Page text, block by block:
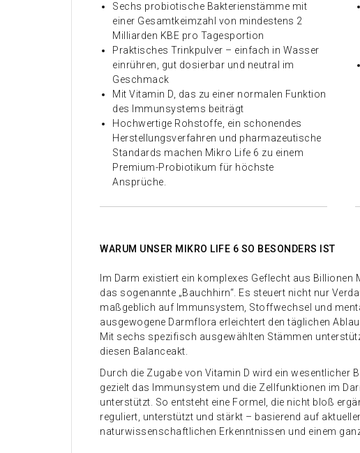
Sechs probiotische Bakterienstämme mit
einer Gesamtkeimzahl von mindestens 2
Milliarden KBE pro Tagesportion
Praktisches Trinkpulver – einfach in Wasser
einrühren, gut dosierbar und neutral im
Geschmack
Mit Vitamin D, das zu einer normalen Funktion
des Immunsystems beiträgt
Hochwertige Rohstoffe, ein schonendes
Herstellungsverfahren und pharmazeutische
Standards machen Mikro Life 6 zu einem
Premium-Probiotikum für höchste
Ansprüche.
WARUM UNSER MIKRO LIFE 6 SO BESONDERS IST
Im Darm existiert ein komplexes Geflecht aus Billionen
das sogenannte „Bauchhirn“. Es steuert nicht nur
maßgeblich auf Immunsystem, Stoffwechsel und
ausgewogene Darmflora erleichtert den täglichen
Mit sechs spezifisch ausgewählten Stämmen
diesen Balanceakt.
Durch die Zugabe von Vitamin D wird ein wesentlicher
gezielt das Immunsystem und die Zellfunktionen im
unterstützt. So entsteht eine Formel, die nicht bloß
reguliert, unterstützt und stärkt – basierend auf
naturwissenschaftlichen Erkenntnissen und einem